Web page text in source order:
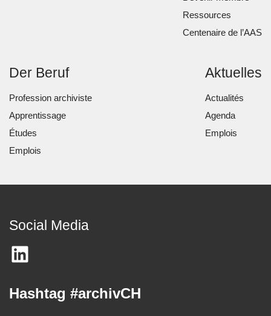
Ressources
Centenaire de l’AAS
Der Beruf
Profession archiviste
Apprentissage
Études
Emplois
Aktuelles
Actualités
Agenda
Emplois
Social Media
Hashtag #archivCH